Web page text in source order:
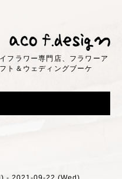
フラワー専門店、フラワーア
ト＆ウェディングブーケ